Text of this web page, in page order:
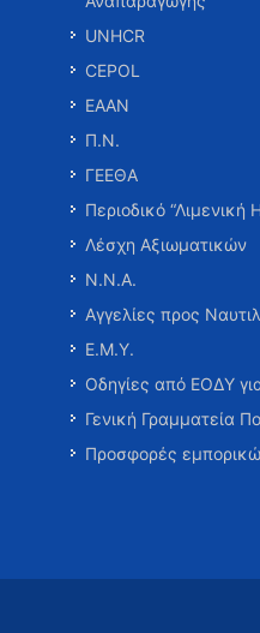
UNHCR
CEPOL
ΕΑΑΝ
Π.Ν.
ΓΕΕΘΑ
Περιοδικό “Λιμενική
Λέσχη Αξιωματικών
Ν.Ν.Α.
Αγγελίες προς
Ε.Μ.Υ.
Οδηγίες από ΕΟΔΥ
Γενική Γραμματεία
Προσφορές